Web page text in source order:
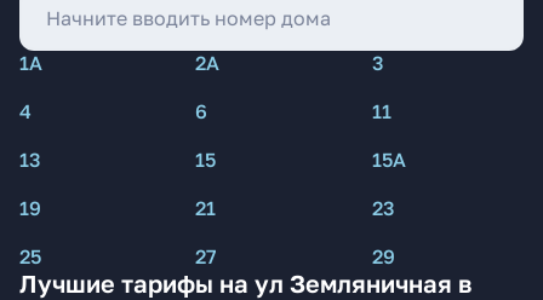
1А 2А
3
4
6
11
13
15
15А
19
21
23
25
27 29
Лучшие тарифы на ул Земляничная в